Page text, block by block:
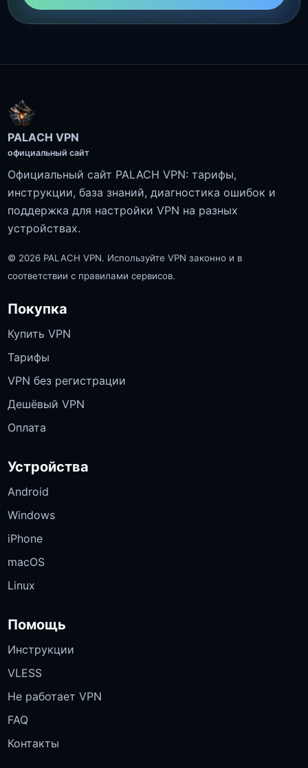
PALACH VPN
официальный сайт
Официальный сайт PALACH VPN: тарифы,
инструкции, база знаний, диагностика ошибок и
поддержка для настройки VPN на разных
устройствах.
© 2026 PALACH VPN. Используйте VPN законно и в
соответствии с правилами сервисов.
Покупка
Купить VPN
Тарифы
VPN без регистрации
Дешёвый VPN
Оплата
Устройства
Android
Windows
iPhone
macOS
Linux
Помощь
Инструкции
VLESS
Не работает VPN
FAQ
Контакты